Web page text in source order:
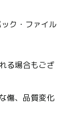
ク・ファイル
る場合もござ
傷、品質変化